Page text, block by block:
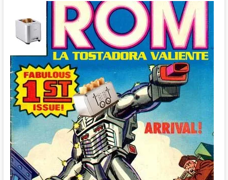
Micronautas
Un
nuevo
comienzo
dos
clásicos
del
cómic